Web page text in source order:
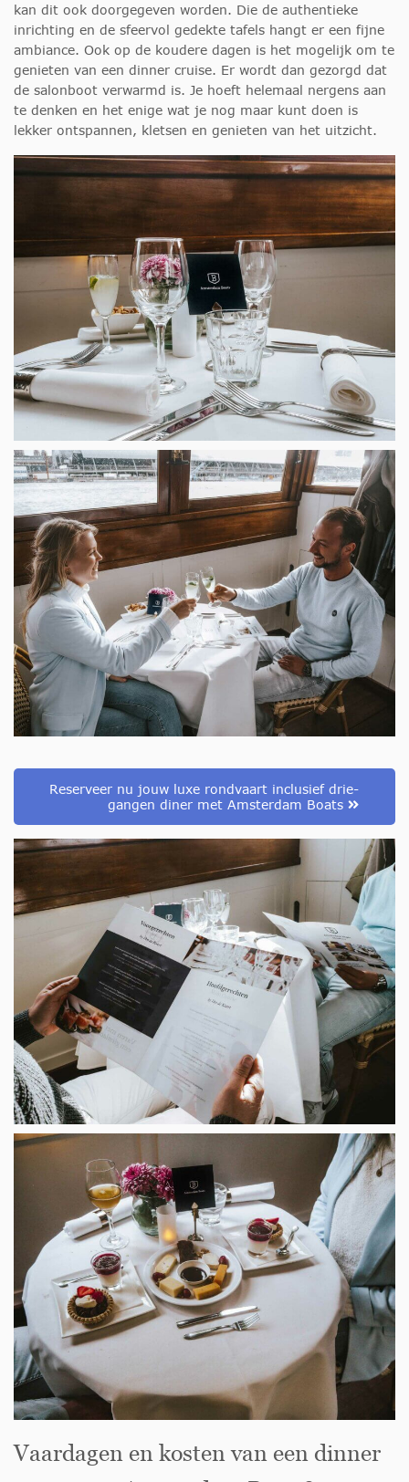
kan dit ook doorgegeven worden. Die de authentieke
inrichting en de sfeervol gedekte tafels hangt er een fijne
ambiance. Ook op de koudere dagen is het mogelijk om te
genieten van een dinner cruise. Er wordt dan gezorgd dat
de salonboot verwarmd is. Je hoeft helemaal nergens aan
te denken en het enige wat je nog maar kunt doen is
lekker ontspannen, kletsen en genieten van het uitzicht.
Reserveer nu jouw luxe rondvaart inclusief drie-
gangen diner met Amsterdam Boats
Vaardagen en kosten van een dinner